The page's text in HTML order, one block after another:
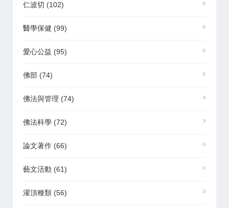
仁波切 (102)
醫學保健 (99)
愛心公益 (95)
佛部 (74)
佛法與管理 (74)
佛法科學 (72)
論文著作 (66)
藝文活動 (61)
灌頂種類 (56)